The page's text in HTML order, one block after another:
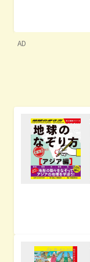
AD